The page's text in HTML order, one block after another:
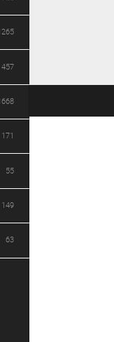
457
171
55
149
63